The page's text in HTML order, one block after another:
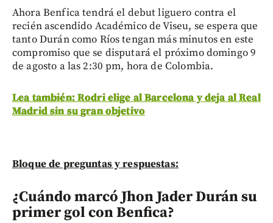
Ahora Benfica tendrá el debut liguero contra el
recién ascendido Académico de Viseu, se espera que
tanto Durán como Ríos tengan más minutos en este
compromiso que se disputará el próximo domingo 9
de agosto a las 2:30 pm, hora de Colombia.
Lea también: Rodri elige al Barcelona y deja al Real
Madrid sin su gran objetivo
Bloque de preguntas y respuestas:
¿Cuándo marcó Jhon Jader Durán su
primer gol con Benfica?